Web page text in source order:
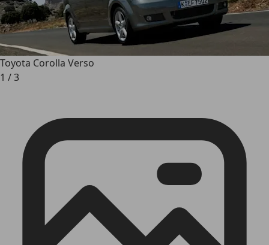
Toyota Corolla Verso
1 /3